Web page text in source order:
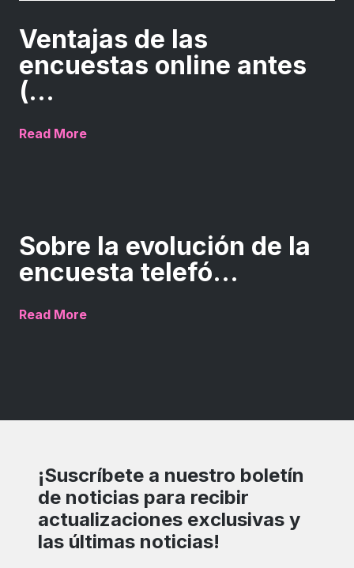
Ventajas de las
encuestas online antes
(...
Read More
Sobre la evolución de la
encuesta telefó...
Read More
¡Suscríbete a nuestro boletín
de noticias para recibir
actualizaciones exclusivas y
las últimas noticias!